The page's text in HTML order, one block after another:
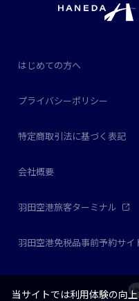
はじめての方へ
プライバシーポリシー
特定商取引法に基づく表記
会社概要
羽田空港旅客ターミナル
羽田空港免税品事前予約サイ
当サイトでは利用体験の向